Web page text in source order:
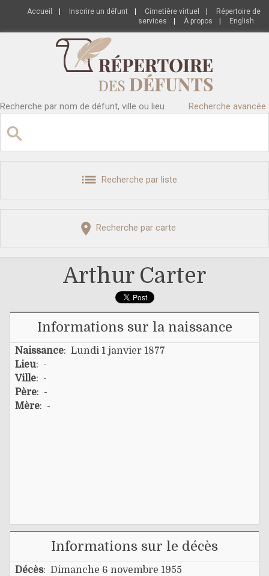
Accueil Inscrire un défunt Cimetière virtuel
Répertoire de
services
À propos English
Recherche par nom de défunt, ville ou lieu Recherche avancée
Recherche par liste
Recherche par carte
Arthur Carter
Informations sur la naissance
Naissance: Lundi 1 janvier 1877
Lieu: -
Ville: -
Père: -
Mère: -
Informations sur le décès
Décès: Dimanche 6 novembre 1955